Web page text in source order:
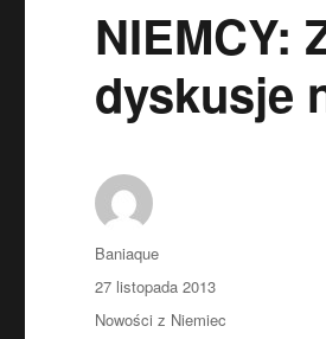
NIEMCY:
dyskusje
Autor
Baniaque
Data
publikacji
27 listopada 2013
Kategorie
Nowości z Niemiec